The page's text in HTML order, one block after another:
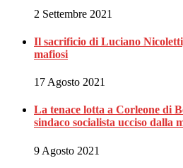
2 Settembre 2021
Il sacrificio di Luciano
mafiosi
17 Agosto 2021
La tenace lotta a Corleone di
sindaco socialista ucciso dalla
9 Agosto 2021